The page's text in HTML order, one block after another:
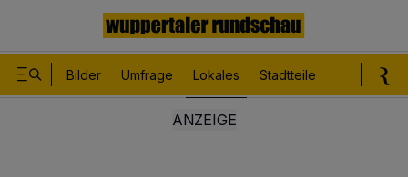
Bilder Umfrage Lokales Stadtteile